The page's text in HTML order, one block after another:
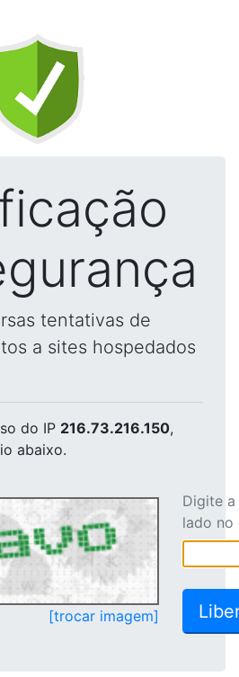
tentativas de
a sites hospedados
do IP 216.73.216.150,
abaixo.
[trocar imagem]
Digite
lado no